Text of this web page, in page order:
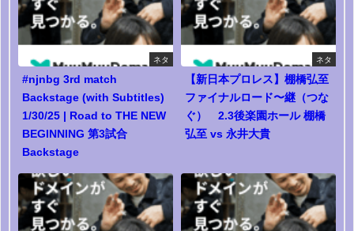
ネタ
#njnbg 3rd match
Backstage (with Subtitles)
1/30/25 | Road to THE NEW
BEGINNING 第3試合
Backstage
ネタ
【新日本プロレス】棚橋弘至
ファイナルロード〜継（つな
ぐ） 2.3後楽園ホール 棚橋
弘至 vs 永井大貴